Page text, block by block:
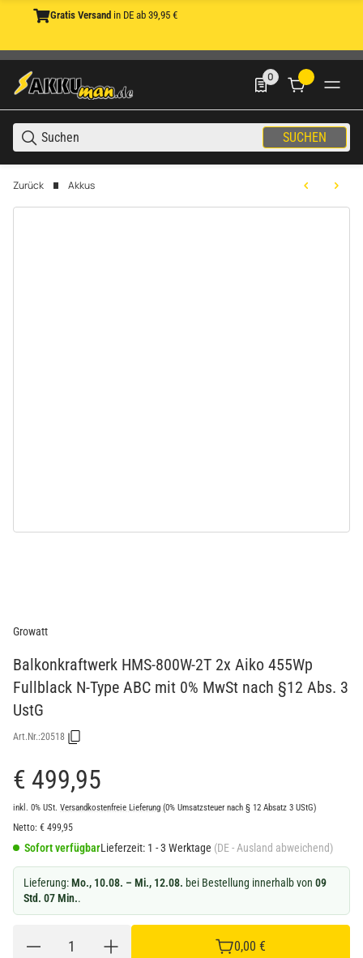
Gratis Versand in DE ab 39,95 €
SUCHEN
0
0 Produkte in der
Zurück Akkus
Growatt
Balkonkraftwerk HMS-800W-2T 2x Aiko 455Wp
Fullblack N-Type ABC mit 0% MwSt nach §12 Abs. 3
UstG
Art.Nr.:20518
€ 499,95
inkl. 0% USt. Versandkostenfreie Lieferung (0% Umsatzsteuer nach § 12 Absatz 3 UStG)
Netto: € 499,95
Sofort verfügbarLieferzeit: 1 - 3 Werktage (DE - Ausland abweichend)
Lieferung:Mo., 10.08. – Mi., 12.08. bei Bestellung innerhalb von 09
Std. 07 Min..
0,00 €